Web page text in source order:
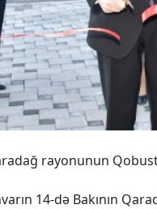
rayonunun
14-də Bakının